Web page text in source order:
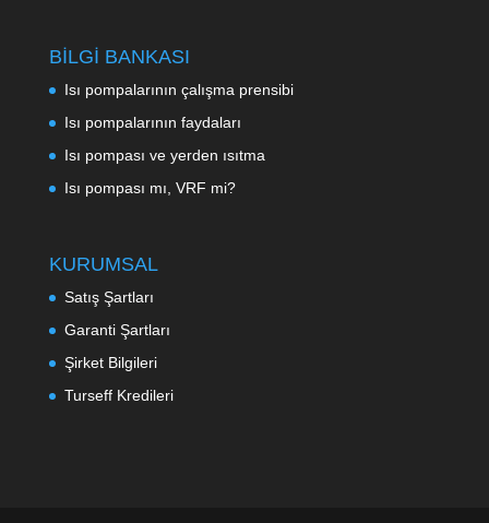
BİLGİ BANKASI
Isı pompalarının çalışma prensibi
Isı pompalarının faydaları
Isı pompası ve yerden ısıtma
Isı pompası mı, VRF mi?
KURUMSAL
Satış Şartları
Garanti Şartları
Şirket Bilgileri
Turseff Kredileri